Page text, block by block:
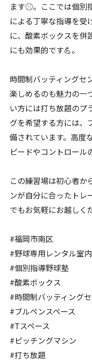
ます⚾️。ここでは個別
による丁寧な指導を受
に、酸素ボックスを併
にも効果的です💪。
時間制バッティングセ
楽しめるのも魅力の一
い方には打ち放題のプ
グを希望する方には、
備されています。高度
ピードやコントロール
この練習場は初心者か
ンが自分に合ったトレ
でもお気軽にお越しく
#福岡市南区
#野球専用レンタル室
#個別指導野球塾
#酸素ボックス
#時間制バッティング
#ブルペンスペース
#Tスペース
#ピッチングマシン
#打ち放題